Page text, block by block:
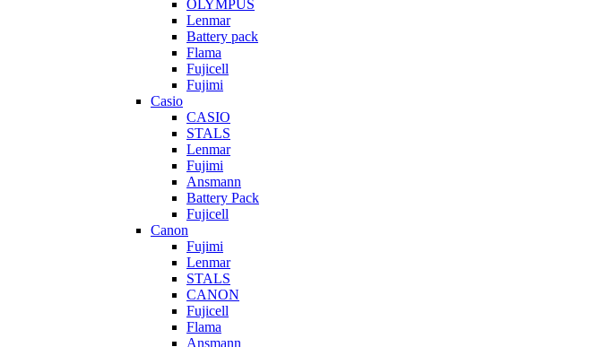
OLYMPUS
Lenmar
Battery pack
Flama
Fujicell
Fujimi
Casio
CASIO
STALS
Lenmar
Fujimi
Ansmann
Battery Pack
Fujicell
Canon
Fujimi
Lenmar
STALS
CANON
Fujicell
Flama
Ansmann